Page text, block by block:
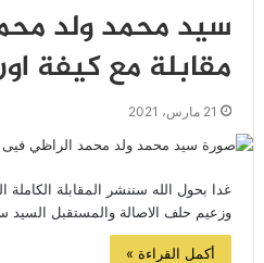
سيد محمد ولد
مقابلة مع كيفة
21 مارس، 2021
غدا بحول الله سننشر المقابلة الكاملة
وزعيم حلف الاصالة والمستقبل
أكمل القراءة »